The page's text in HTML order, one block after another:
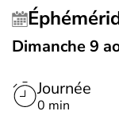
Dimanche 9
Journée
0 min